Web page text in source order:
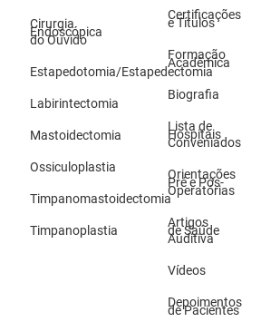
Cirurgia
Endoscópica
do Ouvido
Estapedotomia/Estapedectomia
Labirintectomia
Mastoidectomia
Ossiculoplastia
Timpanomastoidectomia
Timpanoplastia
Certificações
e Títulos
Formação
Acadêmica
Biografia
Lista de
Hospitais
Conveniados
Orientações
Pré e Pós-
Operatórias
Artigos
de Saúde
Auditiva
Vídeos
Depoimentos
de Pacientes